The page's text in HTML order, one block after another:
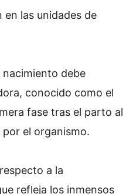
en las unidades de
nacimiento debe
conocido como el
fase tras el parto al
el organismo.
a la
refleja los inmensos